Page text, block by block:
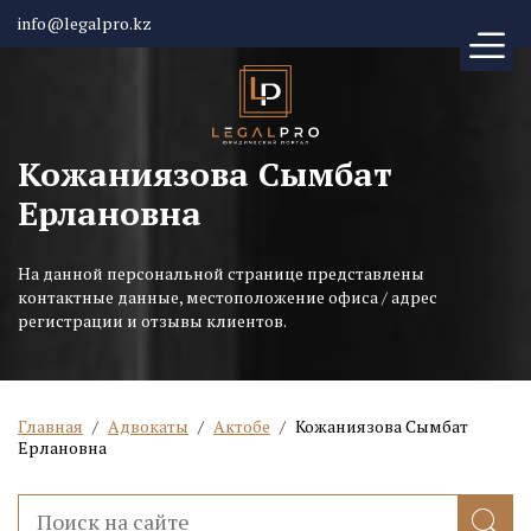
info@legalpro.kz
Кожаниязова Сымбат
Ерлановна
На данной персональной странице представлены
контактные данные, местоположение офиса / адрес
регистрации и отзывы клиентов.
Главная / Адвокаты / Актобе / Кожаниязова Сымбат
Ерлановна